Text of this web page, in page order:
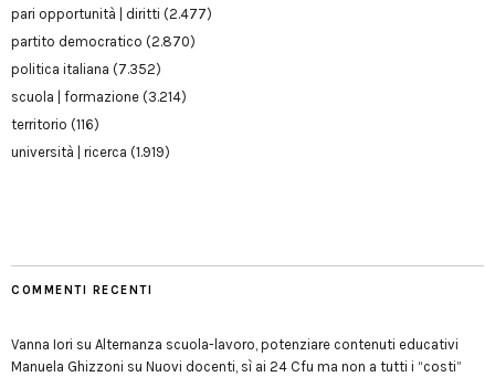
pari opportunità | diritti (2.477)
partito democratico (2.870)
politica italiana (7.352)
scuola | formazione (3.214)
territorio (116)
università | ricerca (1.919)
COMMENTI RECENTI
Vanna Iori su Alternanza scuola-lavoro, potenziare contenuti educativi
Manuela Ghizzoni su Nuovi docenti, sì ai 24 Cfu ma non a tutti i “costi”